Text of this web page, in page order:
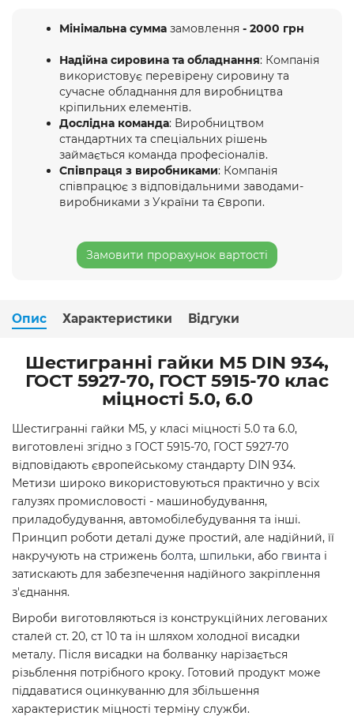
Мінімальна сумма замовлення - 2000 грн
Надійна сировина та обладнання: Компанія
використовує перевірену сировину та
сучасне обладнання для виробництва
кріпильних елементів.
Дослідна команда: Виробництвом
стандартних та спеціальних рішень
займається команда професіоналів.
Співпраця з виробниками: Компанія
співпрацює з відповідальними заводами-
виробниками з України та Європи.
Замовити прорахунок вартості
Опис Характеристики Відгуки
Шестигранні гайки М5 DIN 934,
ГОСТ 5927-70, ГОСТ 5915-70 клас
міцності 5.0, 6.0
Шестигранні гайки М5, у класі міцності 5.0 та 6.0,
виготовлені згідно з ГОСТ 5915-70, ГОСТ 5927-70
відповідають європейському стандарту DIN 934.
Метизи широко використовуються практично у всіх
галузях промисловості - машинобудування,
приладобудування, автомобілебудування та інші.
Принцип роботи деталі дуже простий, але надійний, її
накручують на стрижень болта, шпильки, або гвинта і
затискають для забезпечення надійного закріплення
з'єднання.
Вироби виготовляються із конструкційних легованих
сталей ст. 20, ст 10 та ін шляхом холодної висадки
металу. Після висадки на болванку нарізається
різьблення потрібного кроку. Готовий продукт може
піддаватися оцинкуванню для збільшення
характеристик міцності терміну служби.